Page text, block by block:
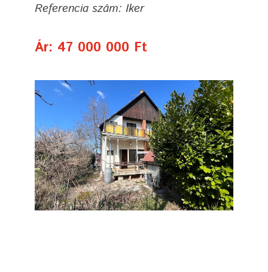
Referencia szám: Iker
Ár: 47 000 000 Ft